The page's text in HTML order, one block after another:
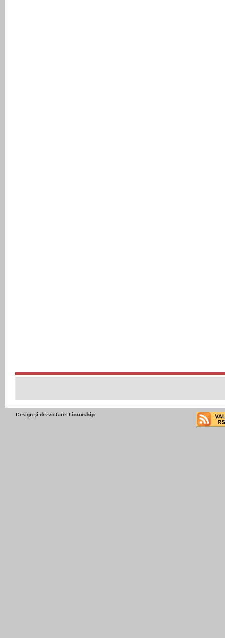
Design şi dezvoltare: Linuxship